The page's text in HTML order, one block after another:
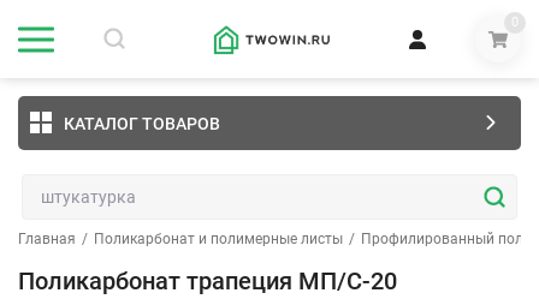
0
КАТАЛОГ ТОВАРОВ
Главная / Поликарбонат и полимерные листы / Профилированный
Поликарбонат трапеция МП/С-20